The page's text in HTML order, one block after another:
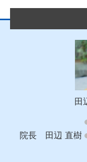
田
院長 田辺 直樹